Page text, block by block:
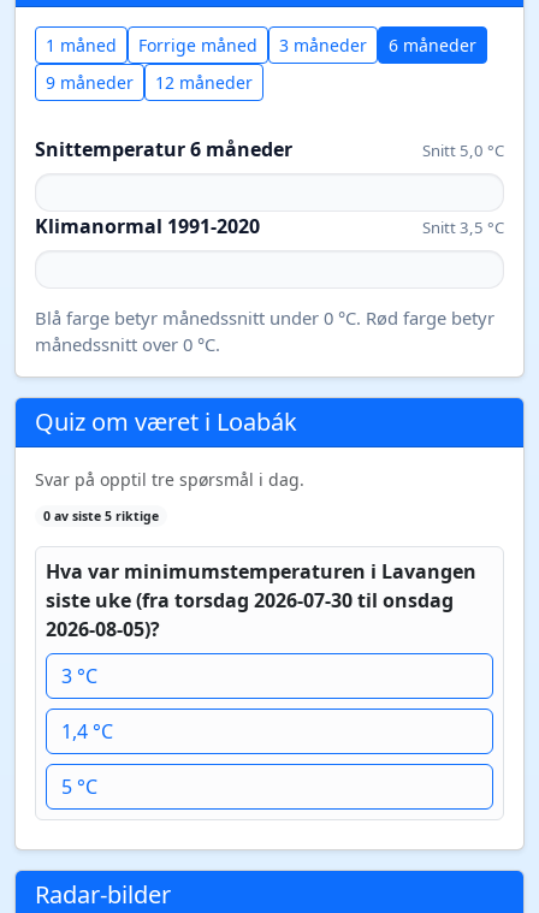
1 måned Forrige måned 3 måneder
6 måneder
9 måneder
12 måneder
Snittemperatur 6 måneder Snitt 5,0 °C
Klimanormal 1991-2020 Snitt 3,5 °C
Blå farge betyr månedssnitt under 0 °C. Rød farge betyr
månedssnitt over 0 °C.
Quiz om været i Loabák
Svar på opptil tre spørsmål i dag.
0 av siste 5 riktige
Hva var minimumstemperaturen i Lavangen
siste uke (fra torsdag 2026-07-30 til onsdag
2026-08-05)?
3 °C
1,4 °C
5 °C
Radar-bilder